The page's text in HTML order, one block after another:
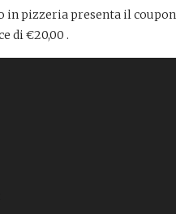
in pizzeria presenta il coupon
di €20,00 .